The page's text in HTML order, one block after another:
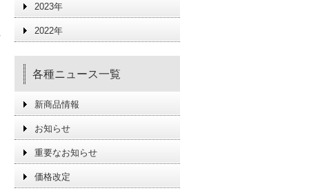
2023年
2022年
各種ニュース一覧
新商品情報
お知らせ
重要なお知らせ
価格改定